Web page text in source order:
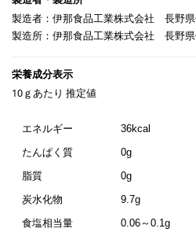
製造者：伊那食品工業株式会社 長野
製造所：伊那食品工業株式会社 長野県
10ｇあたり 推定値
エネルギー 36kcal
たんぱく質 0g
脂質 0g
炭水化物 9.7g
食塩相当量 0.06～0.1g